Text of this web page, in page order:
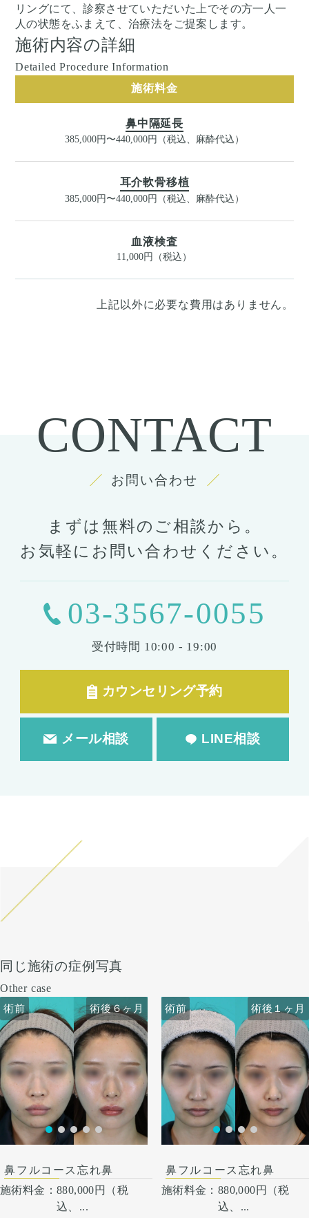
リングにて、診察させていただいた上でその方一人一
人の状態をふまえて、治療法をご提案します。
施術内容の詳細
Detailed Procedure Information
施術料金
鼻中隔延長
385,000円〜440,000円（税込、麻酔代込）
耳介軟骨移植
385,000円〜440,000円（税込、麻酔代込）
血液検査
11,000円（税込）
上記以外に必要な費用はありません。
CONTACT
お問い合わせ
まずは無料のご相談から。
お気軽にお問い合わせください。
03-3567-0055
受付時間 10:00 - 19:00
カウンセリング予約
メール相談 LINE相談
同じ施術の症例写真
Other case
術前 術後６ヶ月 術前 術後６ヶ月
鼻フルコース忘れ鼻
施術料金： 880,000円（税
込、...
術前
術後１ヶ月
術前 術後１ヶ月
鼻フルコース忘れ鼻
施術料金： 880,000円（税
込、...